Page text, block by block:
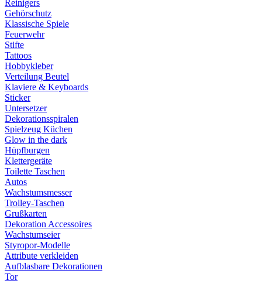
Reinigers
Gehörschutz
Klassische Spiele
Feuerwehr
Stifte
Tattoos
Hobbykleber
Verteilung Beutel
Klaviere & Keyboards
Sticker
Untersetzer
Dekorationsspiralen
Spielzeug Küchen
Glow in the dark
Hüpfburgen
Klettergeräte
Toilette Taschen
Autos
Wachstumsmesser
Trolley-Taschen
Grußkarten
Dekoration Accessoires
Wachstumseier
Styropor-Modelle
Attribute verkleiden
Aufblasbare Dekorationen
Tor